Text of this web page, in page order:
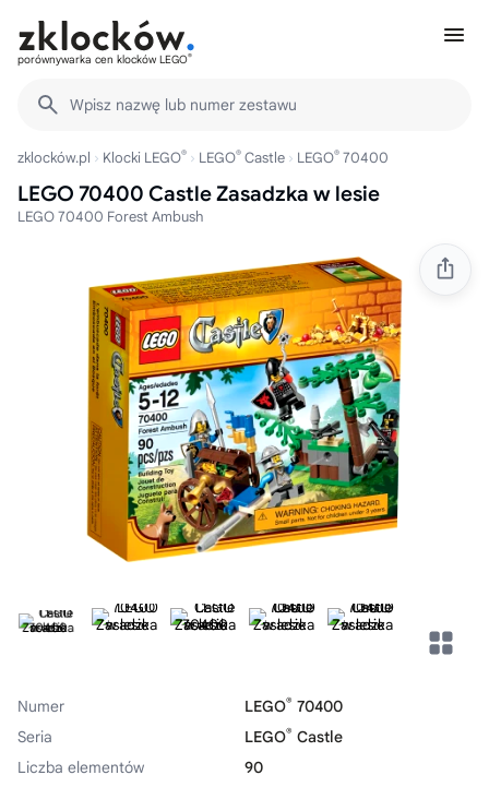
porównywarka cen klocków LEGO®
Wpisz nazwę lub numer zestawu
zklocków.pl Klocki LEGO® LEGO® Castle LEGO® 70400
LEGO 70400 Castle Zasadzka w lesie
LEGO 70400 Forest Ambush
Numer LEGO® 70400
Seria
LEGO® Castle
Liczba elementów
90